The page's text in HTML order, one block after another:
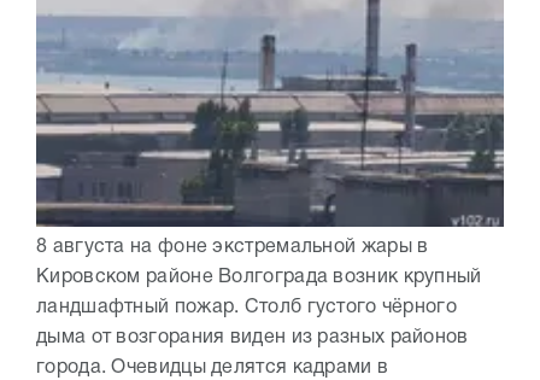
8 августа на фоне экстремальной жары в
Кировском районе Волгограда возник крупный
ландшафтный пожар. Столб густого чёрного
дыма от возгорания виден из разных районов
города. Очевидцы делятся кадрами в